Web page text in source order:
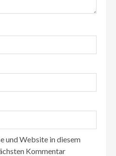
und Website in diesem
Kommentar